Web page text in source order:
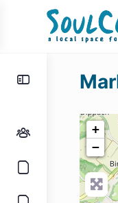
Toggle
+
−